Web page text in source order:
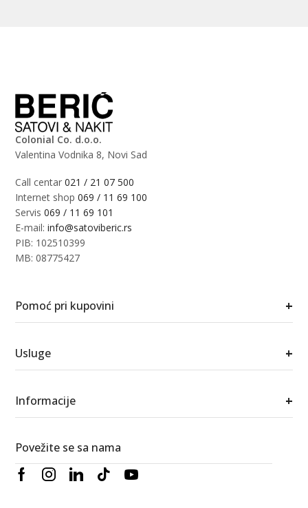
Colonial Co. d.o.o.
Valentina Vodnika 8, Novi Sad
Call centar021 / 21 07 500
Internet shop069 / 11 69 100
Servis069 / 11 69 101
E-mail:info@satoviberic.rs
PIB: 102510399
MB: 08775427
Pomoć pri kupovini +
Usluge +
Informacije +
Povežite se sa nama